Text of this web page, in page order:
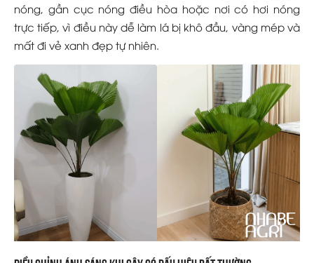
nóng, gần cục nóng điều hòa hoặc nơi có hơi nóng
trực tiếp, vì điều này dễ làm lá bị khô đầu, vàng mép và
mất đi vẻ xanh đẹp tự nhiên.